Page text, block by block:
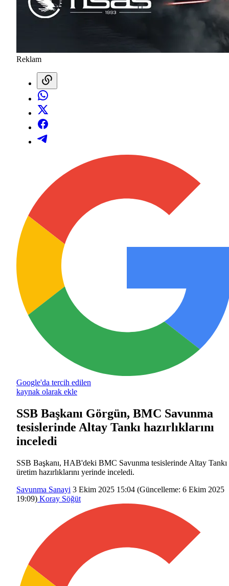
Reklam
Google'da tercih edilen
kaynak olarak ekle
SSB Başkanı Görgün, BMC Savunma
tesislerinde Altay Tankı hazırlıklarını
inceledi
SSB Başkanı, HAB'deki BMC Savunma tesislerinde Altay Tankı
üretim hazırlıklarını yerinde inceledi.
Savunma Sanayi 3 Ekim 2025 15:04 (Güncelleme: 6 Ekim 2025
19:09) Koray Söğüt